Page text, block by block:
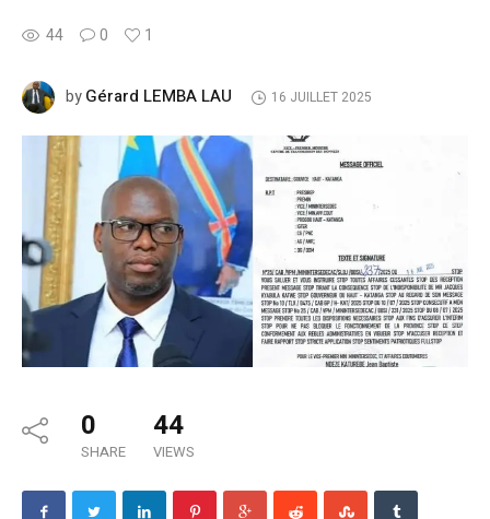
44 0 1
byGérard LEMBA LAU 16 JUILLET 2025
0
SHARE
44
VIEWS